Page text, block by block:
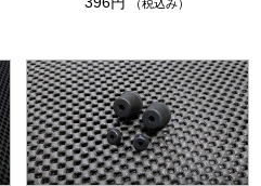
（税込み）